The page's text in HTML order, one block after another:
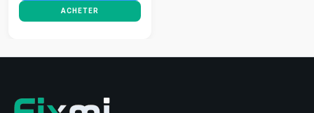
ACHETER